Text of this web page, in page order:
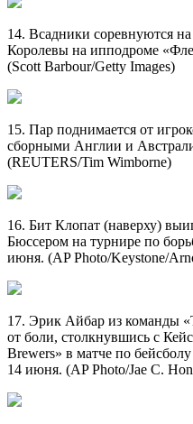
14. Всадники соревнуются
Королевы на ипподроме
(Scott Barbour/Getty Images)
15. Пар поднимается от
сборными Англии и
(REUTERS/Tim Wimborne)
16. Бит Клопат (наверху)
Бюссером на турнире по
июня. (AP Photo/Keystone/
17. Эрик Айбар из команды
от боли, столкнувшись с
Brewers» в матче по
14 июня. (AP Photo/Jae C.